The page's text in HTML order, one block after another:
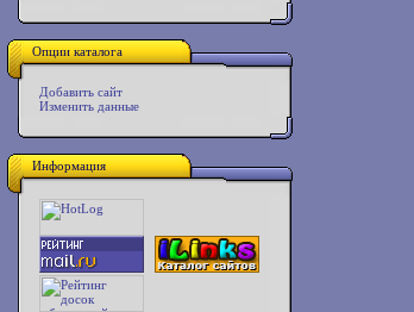
Опции каталога
Добавить сайт
Изменить данные
Информация